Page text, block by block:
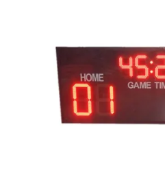
PRIVACY